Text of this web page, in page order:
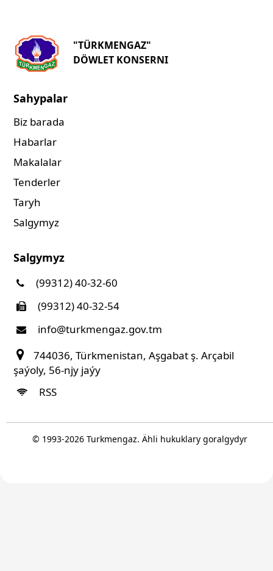
"TÜRKMENGAZ"
DÖWLET KONSERNI
Sahypalar
Biz barada
Habarlar
Makalalar
Tenderler
Taryh
Salgymyz
Salgymyz
(99312) 40-32-60
(99312) 40-32-54
info@turkmengaz.gov.tm
744036, Türkmenistan, Aşgabat ş. Arçabil
şaýoly, 56-njy jaýy
RSS
© 1993-2026Turkmengaz. Ähli hukuklary goralgydyr